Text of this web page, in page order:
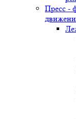
Пресс -